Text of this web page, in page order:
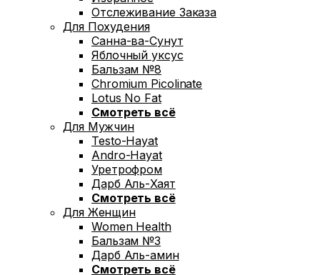
Отслеживание Заказа
Для Похудения
Санна-ва-Сунут
Яблочный уксус
Бальзам №8
Chromium Picolinate
Lotus No Fat
Смотреть всё
Для Мужчин
Testo-Hayat
Andro-Hayat
Уретрофром
Дарб Аль-Хаят
Смотреть всё
Для Женщин
Women Health
Бальзам №3
Дарб Аль-амин
Смотреть всё